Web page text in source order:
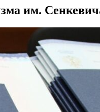
им.